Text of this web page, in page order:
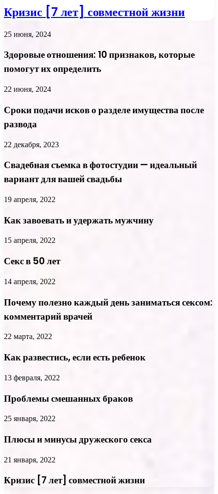
Кризис [7 лет] совместной жизни
25 июня, 2024
Здоровые отношения: 10 признаков, которые
помогут их определить
22 июня, 2024
Сроки подачи исков о разделе имущества после
развода
22 декабря, 2023
Свадебная съемка в фотостудии — идеальный
вариант для вашей свадьбы
19 апреля, 2022
Как завоевать и удержать мужчину
15 апреля, 2022
Секс в 50 лет
14 апреля, 2022
Почему полезно каждый день заниматься сексом:
комментарий врачей
22 марта, 2022
Как развестись, если есть ребенок
13 февраля, 2022
Проблемы смешанных браков
25 января, 2022
Плюсы и минусы дружеского секса
21 января, 2022
Кризис [7 лет] совместной жизни